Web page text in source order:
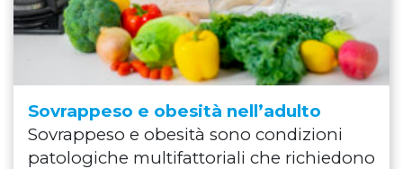
Sovrappeso e obesità nell’adulto
Sovrappeso e obesità sono condizioni
patologiche multifattoriali che richiedono